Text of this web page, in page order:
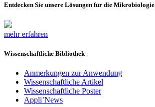
Entdecken Sie unsere Lösungen für die Mikrobiologie
mehr erfahren
Wissenschaftliche Bibliothek
Anmerkungen zur Anwendung
Wissenschaftliche Artikel
Wissenschaftliche Poster
Appli’News